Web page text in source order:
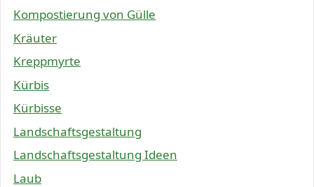
Kompostierung von Gülle
Kräuter
Kreppmyrte
Kürbis
Kürbisse
Landschaftsgestaltung
Landschaftsgestaltung Ideen
Laub